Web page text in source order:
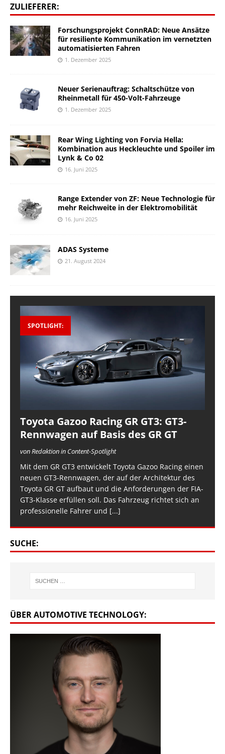
ZULIEFERER:
Forschungsprojekt ConnRAD: Neue Ansätze
für resiliente Kommunikation im vernetzten
automatisierten Fahren
1. Dezember 2025
Neuer Serienauftrag: Schaltschütze von
Rheinmetall für 450-Volt-Fahrzeuge
1. Dezember 2025
Rear Wing Lighting von Forvia Hella:
Kombination aus Heckleuchte und Spoiler im
Lynk & Co 02
16. Juni 2025
Range Extender von ZF: Neue Technologie für
mehr Reichweite in der Elektromobilität
16. Juni 2025
ADAS Systeme
21. August 2024
SPOTLIGHT:
Toyota Gazoo Racing GR GT3: GT3-
Rennwagen auf Basis des GR GT
von Redaktion in Content-Spotlight
Mit dem GR GT3 entwickelt Toyota Gazoo Racing einen
neuen GT3-Rennwagen, der auf der Architektur des
Toyota GR GT aufbaut und die Anforderungen der FIA-
GT3-Klasse erfüllen soll. Das Fahrzeug richtet sich an
professionelle Fahrer und [...]
SUCHE:
ÜBER AUTOMOTIVE TECHNOLOGY: